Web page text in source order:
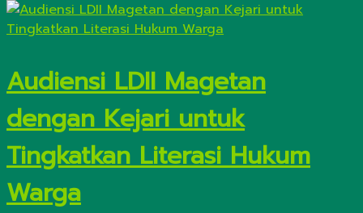
Audiensi LDII Magetan
dengan Kejari untuk
Tingkatkan Literasi Hukum
Warga